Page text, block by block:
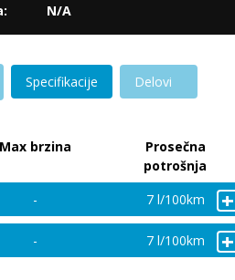
N/A
Specifikacije Delovi
Max brzina
Prosečna
potrošnja
- 7 l/100km +
- 7 l/100km +